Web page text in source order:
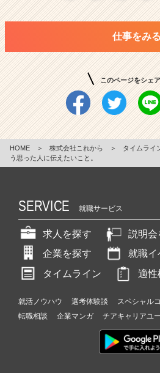
仕事をみる
このページをシェ
HOME ＞ 株式会社これから ＞ タイムライ
う思った人に伝えたいこと。
SERVICE 就職サービス
求人を探す
説明会
企業を探す
就職イ
タイムライン
適性
就活ノウハウ 選考体験談 スペシャル
転職相談
企業マンガ チアキャリアユ